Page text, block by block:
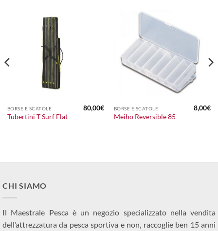
BORSE E SCATOLE
Tubertini T Surf Flat
80,00€ BORSE E SCATOLE
Meiho Reversible 85
8,00€
CHI SIAMO
Il Maestrale Pesca è un negozio specializzato nella vendita
dell’attrezzatura da pesca sportiva e non, raccoglie ben 15 anni